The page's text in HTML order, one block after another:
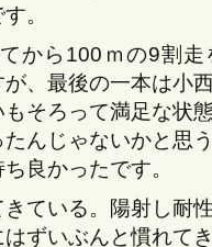
。
から100ｍの9割
、最後の一本は小
そろって満足な状
んじゃないかと思
良かったです。
ている。陽射し耐
ずいぶんと慣れて